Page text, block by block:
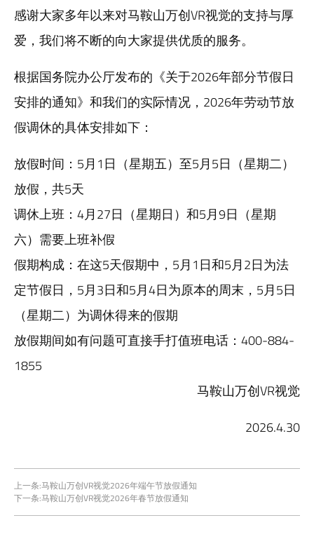
感谢大家多年以来对马鞍山万创VR视觉的支持与厚
爱，我们将不断的向大家提供优质的服务。
根据国务院办公厅发布的《关于2026年部分节假日
安排的通知》和我们的实际情况，2026年劳动节放
假调休的具体安排如下：
放假时间‌：‌5月1日（星期五）至5月5日（星期二）
放假，共5天
调休上班‌：‌4月27日（星期日）和5月9日（星期
六）需要上班补假
‌假期构成‌：在这5天假期中，‌5月1日和5月2日为法
定节假日‌，‌5月3日和5月4日为原本的周末‌，‌5月5日
（星期二）为调休得来的假期
放假期间如有问题可直接手打值班电话：400-884-
1855
马鞍山万创VR视觉
2026.4.30
上一条:马鞍山万创VR视觉2026年端午节放假通知
下一条:马鞍山万创VR视觉2026年春节放假通知